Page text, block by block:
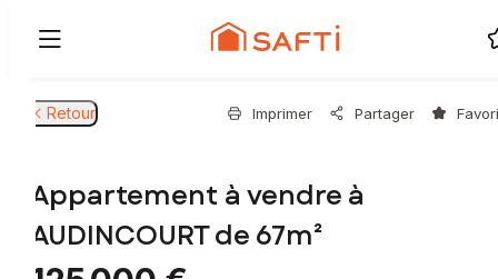
Retour Imprimer Partager
Appartement à vendre à
AUDINCOURT de 67m²